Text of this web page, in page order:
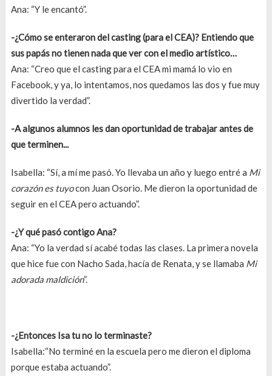
Ana: “Y le encantó”.
-¿Cómo se enteraron del casting (para el CEA)? Entiendo que
sus papás no tienen nada que ver con el medio artístico…
Ana: “Creo que el casting para el CEA mi mamá lo vio en
Facebook, y ya, lo intentamos, nos quedamos las dos y fue muy
divertido la verdad”.
-A algunos alumnos les dan oportunidad de trabajar antes de
que terminen...
Isabella: “Sí, a mí me pasó. Yo llevaba un año y luego entré a Mi
corazón es tuyocon Juan Osorio. Me dieron la oportunidad de
seguir en el CEA pero actuando”.
-¿Y qué pasó contigo Ana?
Ana: “Yo la verdad sí acabé todas las clases. La primera novela
que hice fue con Nacho Sada, hacía de Renata, y se llamaba Mi
adorada maldición”.
-¿Entonces Isa tu no lo terminaste?
Isabella:“No terminé en la escuela pero me dieron el diploma
porque estaba actuando”.